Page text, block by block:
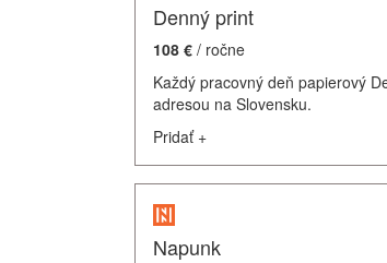
Denný print
108 € / ročne
Každý pracovný deň papierový
adresou na Slovensku.
Pridať +
Napunk